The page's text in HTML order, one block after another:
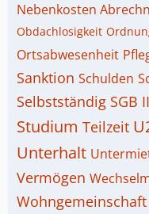
Nebenkosten
Obdachlosigkeit
Ortsabwesenheit
Sanktion Schulden
Selbstständig SGB II
Studium Teilzeit
Unterhalt
Vermögen
Wohngemeinschaft